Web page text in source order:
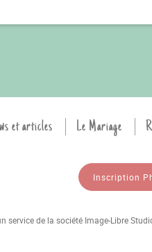
et articles Le Mariage
Inscription
service de la société Image-Libre